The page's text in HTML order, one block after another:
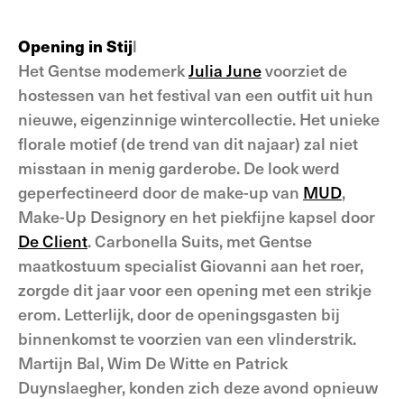
Opening in Stijl
Het Gentse modemerkJulia Junevoorziet de
hostessen van het festival van een outfit uit hun
nieuwe, eigenzinnige wintercollectie. Het unieke
florale motief (de trend van dit najaar) zal niet
misstaan in menig garderobe. De look werd
geperfectineerd door de make-up van MUD,
Make-Up Designory en het piekfijne kapsel door
De Client. Carbonella Suits, met Gentse
maatkostuum specialist Giovanni aan het roer,
zorgde dit jaar voor een opening met een strikje
erom. Letterlijk, door de openingsgasten bij
binnenkomst te voorzien van een vlinderstrik.
Martijn Bal, Wim De Witte en Patrick
Duynslaegher, konden zich deze avond opnieuw